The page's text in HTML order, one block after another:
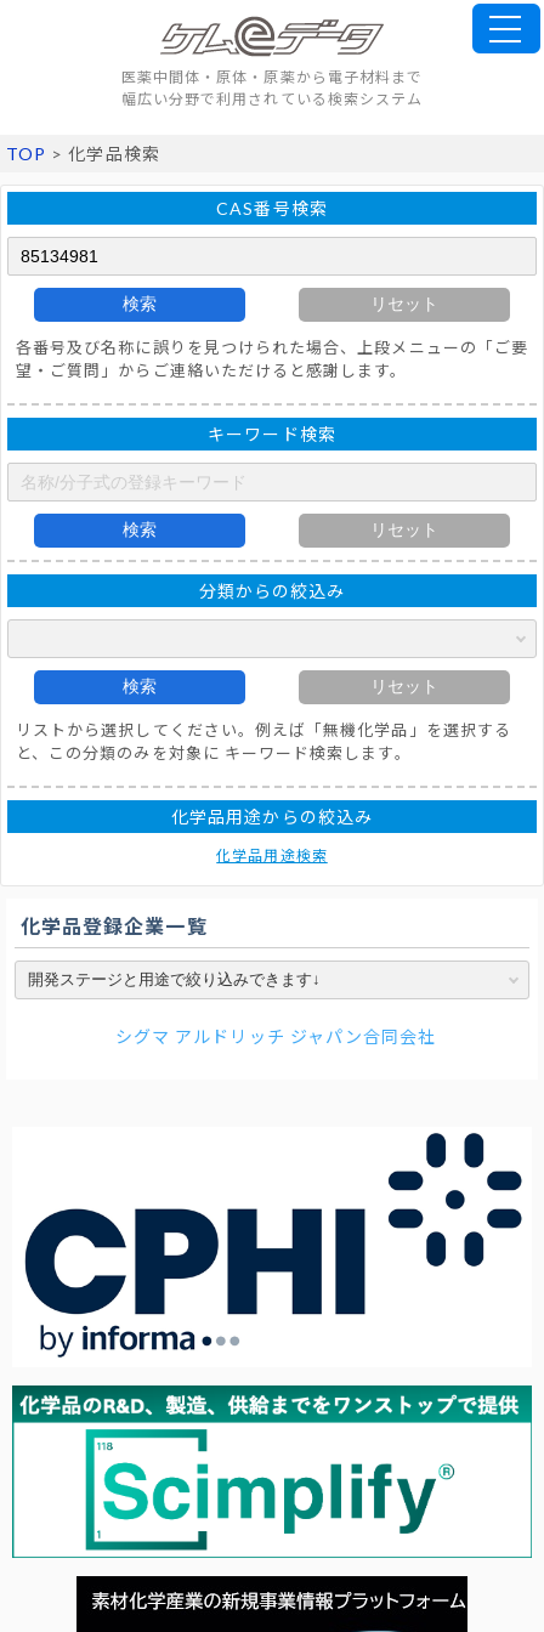
医薬中間体・原体・原薬から電子材料まで
幅広い分野で利用されている検索システム
TOP > 化学品検索
CAS番号検索
検索 リセット
各番号及び名称に誤りを見つけられた場合、上段メニューの「ご要
望・ご質問」からご連絡いただけると感謝します。
キーワード検索
検索 リセット
分類からの絞込み
検索 リセット
リストから選択してください。例えば「無機化学品」を選択する
と、この分類のみを対象に キーワード検索します。
化学品用途からの絞込み
化学品用途検索
化学品登録企業一覧
シグマ アルドリッチ ジャパン合同会社